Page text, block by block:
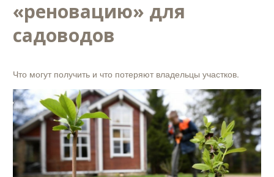
«реновацию» для
садоводов
Что могут получить и что потеряют владельцы участков.